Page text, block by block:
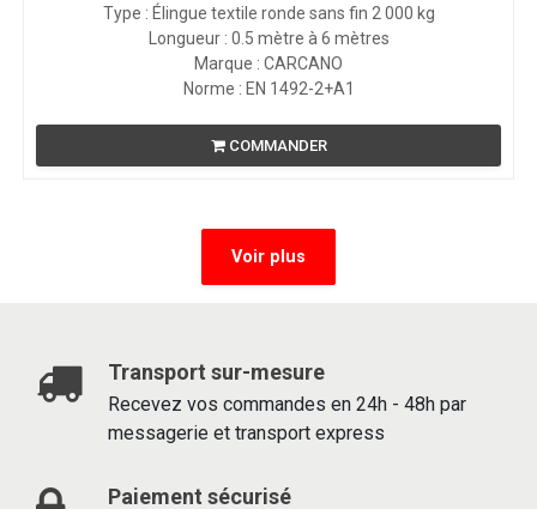
Type : Élingue textile ronde sans fin 2 000 kg
Longueur : 0.5 mètre à 6 mètres
Marque : CARCANO
Norme : EN 1492-2+A1
COMMANDER
Voir plus
Transport sur-mesure
Recevez vos commandes en 24h - 48h par
messagerie et transport express
Paiement sécurisé